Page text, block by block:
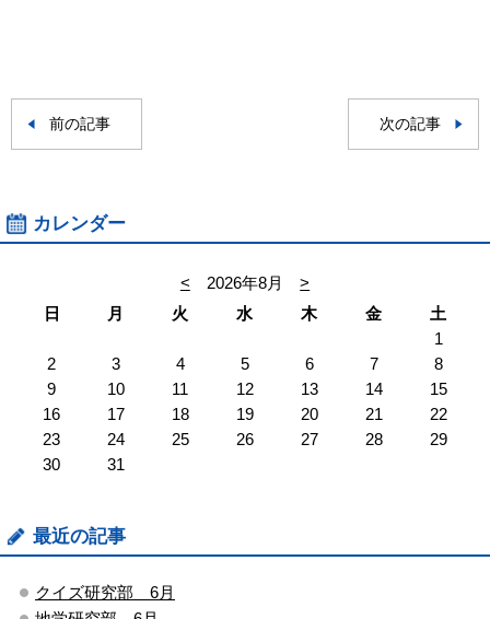
前の記事 次の記事
カレンダー
< 2026年8月
>
日
月 火 水 木 金
土
1
2
3 4 5 6 7
8
9
10 11 12 13 14
15
16
17 18 19 20 21
22
23
24 25 26 27 28
29
30
31
最近の記事
クイズ研究部 6月